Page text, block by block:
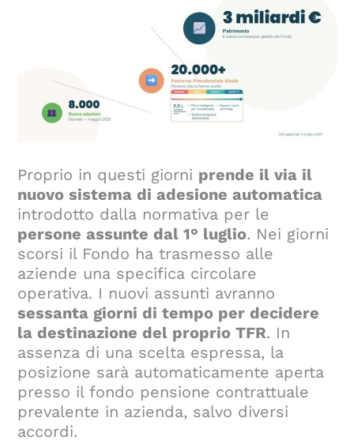
Proprio in questi giorni prende il via il
nuovo sistema di adesione automatica
introdotto dalla normativa per le
persone assunte dal 1° luglio. Nei giorni
scorsi il Fondo ha trasmesso alle
aziende una specifica circolare
operativa. I nuovi assunti avranno
sessanta giorni di tempo per decidere
la destinazione del proprio TFR. In
assenza di una scelta espressa, la
posizione sarà automaticamente aperta
presso il fondo pensione contrattuale
prevalente in azienda, salvo diversi
accordi.